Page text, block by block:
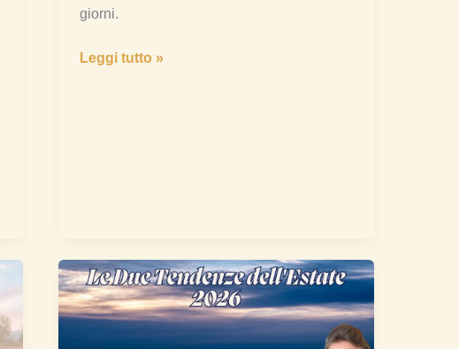
giorni.
Leggi tutto »
Le
Due
Tendenze
dell’Estate